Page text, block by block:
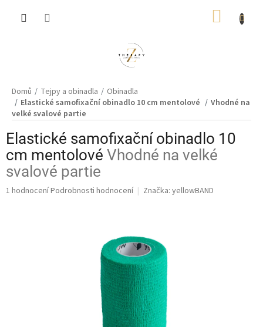
Domů Tejpy a obinadla
Obinadla
Elastické samofixační obinadlo 10 cm mentolové
Vhodné na
velké svalové partie
Elastické samofixační obinadlo 10
cm mentolové Vhodné na velké
svalové partie
Průměrné
1 hodnoceníPodrobnosti hodnocení Značka: yellowBAND